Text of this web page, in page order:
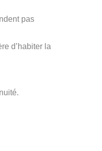
pas
d’habiter la